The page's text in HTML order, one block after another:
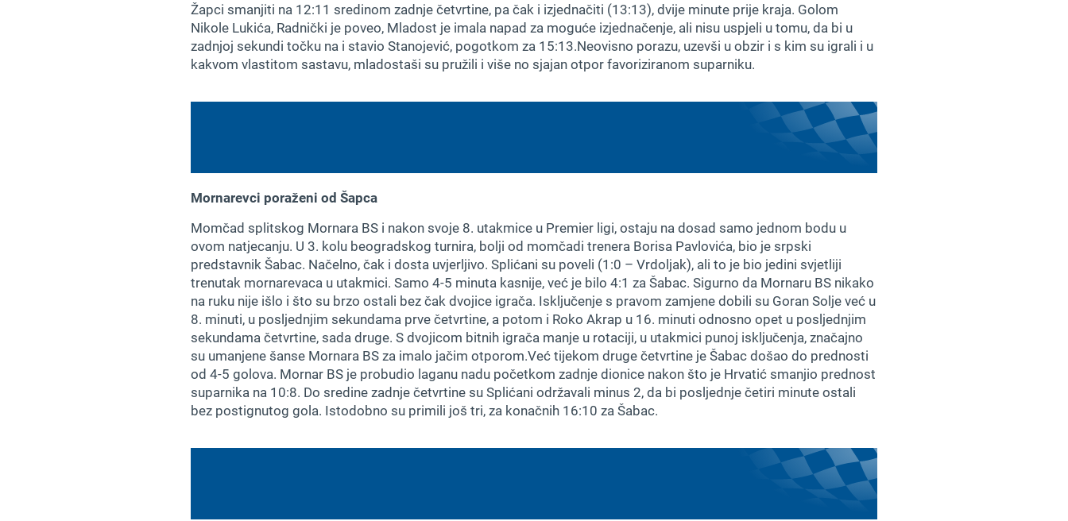
Žapci smanjiti na 12:11 sredinom zadnje četvrtine, pa čak i izjednačiti (13:13), dvije minute prije kraja. Golom
Nikole Lukića, Radnički je poveo, Mladost je imala napad za moguće izjednačenje, ali nisu uspjeli u tomu, da bi u
zadnjoj sekundi točku na i stavio Stanojević, pogotkom za 15:13.Neovisno porazu, uzevši u obzir i s kim su igrali i u
kakvom vlastitom sastavu, mladostaši su pružili i više no sjajan otpor favoriziranom suparniku.
Mornarevci poraženi od Šapca
Momčad splitskog Mornara BS i nakon svoje 8. utakmice u Premier ligi, ostaju na dosad samo jednom bodu u
ovom natjecanju. U 3. kolu beogradskog turnira, bolji od momčadi trenera Borisa Pavlovića, bio je srpski
predstavnik Šabac. Načelno, čak i dosta uvjerljivo. Splićani su poveli (1:0 – Vrdoljak), ali to je bio jedini svjetliji
trenutak mornarevaca u utakmici. Samo 4-5 minuta kasnije, već je bilo 4:1 za Šabac. Sigurno da Mornaru BS nikako
na ruku nije išlo i što su brzo ostali bez čak dvojice igrača. Isključenje s pravom zamjene dobili su Goran Solje već u
8. minuti, u posljednjim sekundama prve četvrtine, a potom i Roko Akrap u 16. minuti odnosno opet u posljednjim
sekundama četvrtine, sada druge. S dvojicom bitnih igrača manje u rotaciji, u utakmici punoj isključenja, značajno
su umanjene šanse Mornara BS za imalo jačim otporom.Već tijekom druge četvrtine je Šabac došao do prednosti
od 4-5 golova. Mornar BS je probudio laganu nadu početkom zadnje dionice nakon što je Hrvatić smanjio prednost
suparnika na 10:8. Do sredine zadnje četvrtine su Splićani održavali minus 2, da bi posljednje četiri minute ostali
bez postignutog gola. Istodobno su primili još tri, za konačnih 16:10 za Šabac.